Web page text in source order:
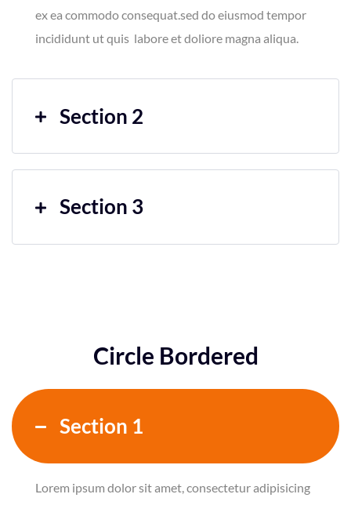
ex ea commodo consequat.sed do eiusmod tempor
incididunt ut quis labore et doliore magna aliqua.
Section 2
Section 3
Circle Bordered
Section 1
Lorem ipsum dolor sit amet, consectetur adipisicing